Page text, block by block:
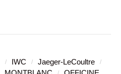
IWC
Jaeger-LeCoultre